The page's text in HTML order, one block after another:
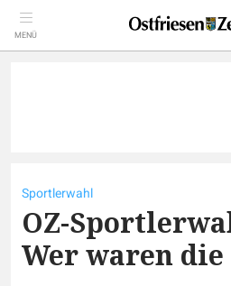
MENÜ
Sportlerwahl
OZ-
Wer waren die